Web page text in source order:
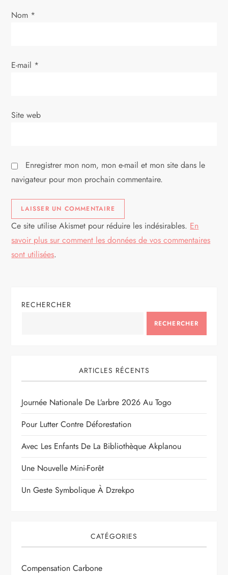
Nom *
E-mail *
Site web
Enregistrer mon nom, mon e-mail et mon site dans le
navigateur pour mon prochain commentaire.
Ce site utilise Akismet pour réduire les indésirables. En
savoir plus sur comment les données de vos commentaires
sont utilisées.
RECHERCHER
RECHERCHER
ARTICLES RÉCENTS
Journée Nationale De L’arbre 2026 Au Togo
Pour Lutter Contre Déforestation
Avec Les Enfants De La Bibliothèque Akplanou
Une Nouvelle Mini-Forêt
Un Geste Symbolique À Dzrekpo
CATÉGORIES
Compensation Carbone